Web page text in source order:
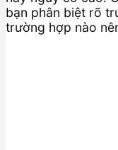
bạn phân biệt rõ
trường hợp nào